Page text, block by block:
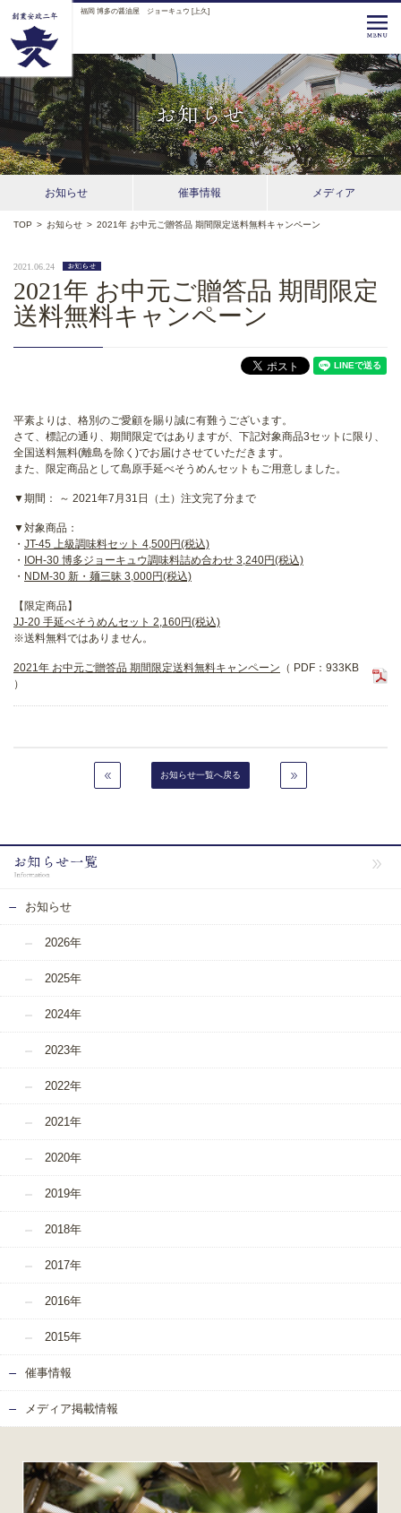
福岡 博多の醤油屋 ジョーキュウ [上久]
お知らせ 催事情報 メディア
TOP > お知らせ > 2021年 お中元ご贈答品 期間限定送料無料キャンペーン
2021.06.24
2021年 お中元ご贈答品 期間限定
送料無料キャンペーン
平素よりは、格別のご愛顧を賜り誠に有難うございます。
さて、標記の通り、期間限定ではありますが、下記対象商品3セットに限り、
全国送料無料(離島を除く)でお届けさせていただきます。
また、限定商品として島原手延べそうめんセットもご用意しました。
▼期間： ～ 2021年7月31日（土）注文完了分まで
▼対象商品：
・ JT-45 上級調味料セット 4,500円(税込)
・ IOH-30 博多ジョーキュウ調味料詰め合わせ 3,240円(税込)
・ NDM-30 新・麺三昧 3,000円(税込)
【限定商品】
JJ-20 手延べそうめんセット 2,160円(税込)
※送料無料ではありません。
2021年 お中元ご贈答品 期間限定送料無料キャンペーン （ PDF：933KB
）
お知らせ一覧へ戻る
お知らせ
2026年
2025年
2024年
2023年
2022年
2021年
2020年
2019年
2018年
2017年
2016年
2015年
催事情報
メディア掲載情報